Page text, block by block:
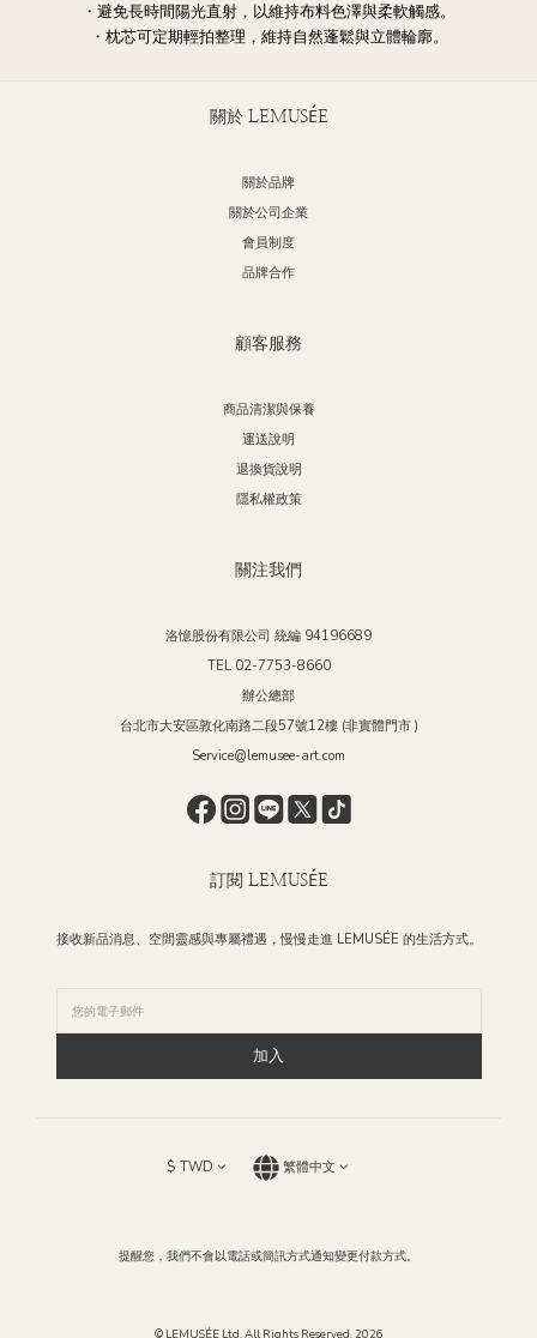
・避免長時間陽光直射，以維持布料色澤與柔軟觸感。
・枕芯可定期輕拍整理，維持自然蓬鬆與立體輪廓。
關於 LEMUSÉE
關於品牌
關於公司企業
會員制度
品牌合作
顧客服務
商品清潔與保養
運送說明
退換貨說明
隱私權政策
關注我們
洛憶股份有限公司 統編 94196689
TEL 02-7753-8660
辦公總部
台北市大安區敦化南路二段57號12樓 (非實體門市 )
Service@lemusee-art.com
訂閱 LEMUSÉE
接收新品消息、空間靈感與專屬禮遇，慢慢走進 LEMUSÉE 的生活方式。
加入
$ TWD 繁體中文
提醒您，我們不會以電話或簡訊方式通知變更付款方式。
© LEMUSÉE Ltd. All Rights Reserved. 2026